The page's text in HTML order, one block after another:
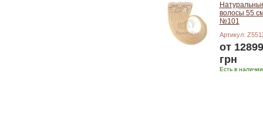
волосы 55
№101
Артикул:
от 12899
грн
Есть в наличии